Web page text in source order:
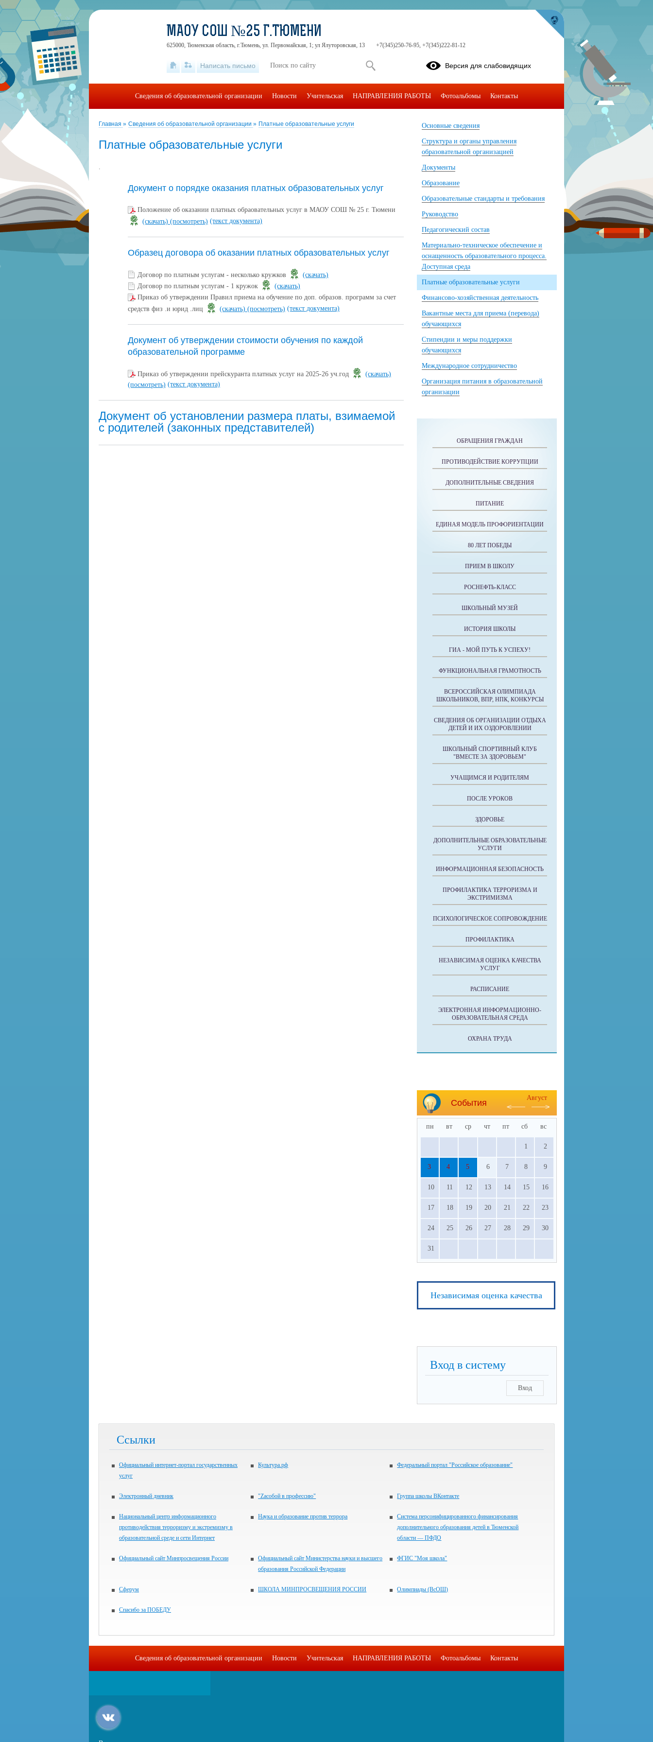
Главная » Сведения об образовательной организации » Платные образовательные услуги
Платные образовательные услуги
.
Документ о порядке оказания платных образовательных услуг
Положение об оказании платных обраовательных услуг в МАОУ СОШ № 25 г. Тюмени
(скачать) (посмотреть) (текст документа)
Образец договора об оказании платных образовательных услуг
Договор по платным услугам - несколько кружков
(скачать)
Договор по платным услугам - 1 кружок
(скачать)
Приказ об утверждении Правил приема на обучение по доп. образов. программ за счет
средств физ .и юрид .лиц
(скачать) (посмотреть) (текст документа)
Документ об утверждении стоимости обучения по каждой
образовательной программе
Приказ об утверждении прейскуранта платных услуг на 2025-26 уч.год
(скачать)
(посмотреть) (текст документа)
Документ об установлении размера платы, взимаемой
с родителей (законных представителей)
Основные сведения
Структура и органы управления
образовательной организацией
Документы
Образование
Образовательные стандарты и требования
Руководство
Педагогический состав
Материально-техническое обеспечение и
оснащенность образовательного процесса.
Доступная среда
Платные образовательные услуги
Финансово-хозяйственная деятельность
Вакантные места для приема (перевода)
обучающихся
Стипендии и меры поддержки
обучающихся
Международное сотрудничество
Организация питания в образовательной
организации
ОБРАЩЕНИЯ ГРАЖДАН
ПРОТИВОДЕЙСТВИЕ КОРРУПЦИИ
ДОПОЛНИТЕЛЬНЫЕ СВЕДЕНИЯ
ПИТАНИЕ
ЕДИНАЯ МОДЕЛЬ ПРОФОРИЕНТАЦИИ
80 ЛЕТ ПОБЕДЫ
ПРИЕМ В ШКОЛУ
РОСНЕФТЬ-КЛАСС
ШКОЛЬНЫЙ МУЗЕЙ
ИСТОРИЯ ШКОЛЫ
ГИА - МОЙ ПУТЬ К УСПЕХУ!
ФУНКЦИОНАЛЬНАЯ ГРАМОТНОСТЬ
ВСЕРОССИЙСКАЯ ОЛИМПИАДА
ШКОЛЬНИКОВ, ВПР, НПК, КОНКУРСЫ
СВЕДЕНИЯ ОБ ОРГАНИЗАЦИИ ОТДЫХА
ДЕТЕЙ И ИХ ОЗДОРОВЛЕНИИ
ШКОЛЬНЫЙ СПОРТИВНЫЙ КЛУБ
"ВМЕСТЕ ЗА ЗДОРОВЬЕМ"
УЧАЩИМСЯ И РОДИТЕЛЯМ
ПОСЛЕ УРОКОВ
ЗДОРОВЬЕ
ДОПОЛНИТЕЛЬНЫЕ ОБРАЗОВАТЕЛЬНЫЕ
УСЛУГИ
ИНФОРМАЦИОННАЯ БЕЗОПАСНОСТЬ
ПРОФИЛАКТИКА ТЕРРОРИЗМА И
ЭКСТРИМИЗМА
ПСИХОЛОГИЧЕСКОЕ СОПРОВОЖДЕНИЕ
ПРОФИЛАКТИКА
НЕЗАВИСИМАЯ ОЦЕНКА КАЧЕСТВА
УСЛУГ
РАСПИСАНИЕ
ЭЛЕКТРОННАЯ ИНФОРМАЦИОННО-
ОБРАЗОВАТЕЛЬНАЯ СРЕДА
ОХРАНА ТРУДА
События
Август
пн вт ср чт пт сб вс
1 2
3 4 5 6 7 8 9
10 11 12 13 14 15 16
17 18 19 20 21 22 23
24 25 26 27 28 29 30
31
Независимая оценка качества
Вход в систему
Вход
Ссылки
Официальный интернет-портал государственных
услуг
Культура.рф Федеральный портал "Российское образование"
Электронный дневник "Zасобой в профессию" Группа школы ВКонтакте
Национальный центр информационного
противодействия терроризму и экстремизму в
образовательной среде и сети Интернет
Наука и образование против террора
Система персонифицированного финансирования
дополнительного образования детей в Тюменской
области — ПФДО
Официальный сайт Минпросвещения России
Официальный сайт Министерства науки и высшего
образования Российской Федерации
ФГИС "Моя школа"
Сферум ШКОЛА МИНПРОСВЕЩЕНИЯ РОССИИ Олимпиады (ВсОШ)
Спасибо за ПОБЕДУ
МАОУ СОШ №25 Г.ТЮМЕНИ
625000, Тюменская область, г.Тюмень, ул. Первомайская, 1; ул Ялуторовская, 13 +7(345)250-76-95, +7(345)222-81-12
Написать письмо Версия для слабовидящих
Сведения об образовательной организации Новости Учительская НАПРАВЛЕНИЯ РАБОТЫ Фотоальбомы Контакты
Сведения об образовательной организации Новости Учительская НАПРАВЛЕНИЯ РАБОТЫ Фотоальбомы Контакты